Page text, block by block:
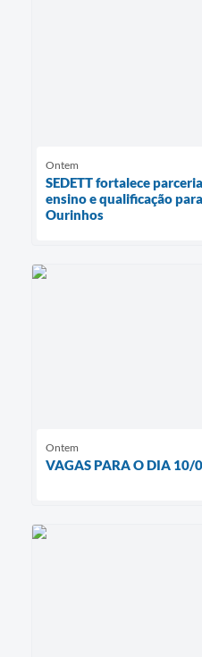
Ontem
SEDETT fortalece
ensino e qualificação
Ourinhos
Ontem
VAGAS PARA O DIA